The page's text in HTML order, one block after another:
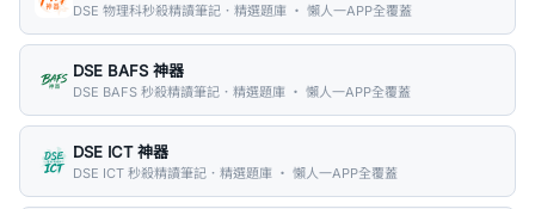
DSE 物理科秒殺精讀筆記．精選題庫 ・ 懶人一APP全覆蓋
DSE BAFS 神器
DSE BAFS 秒殺精讀筆記．精選題庫 ・ 懶人一APP全覆蓋
DSE ICT 神器
DSE ICT 秒殺精讀筆記．精選題庫 ・ 懶人一APP全覆蓋